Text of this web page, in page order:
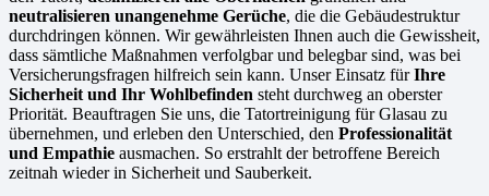
neutralisieren unangenehme Gerüche, die die Gebäudestruktur
durchdringen können. Wir gewährleisten Ihnen auch die Gewissheit,
dass sämtliche Maßnahmen verfolgbar und belegbar sind, was bei
Versicherungsfragen hilfreich sein kann. Unser Einsatz fürIhre
Sicherheit und Ihr Wohlbefinden steht durchweg an oberster
Priorität. Beauftragen Sie uns, die Tatortreinigung für Glasau zu
übernehmen, und erleben den Unterschied, den Professionalität
und Empathie ausmachen. So erstrahlt der betroffene Bereich
zeitnah wieder in Sicherheit und Sauberkeit.